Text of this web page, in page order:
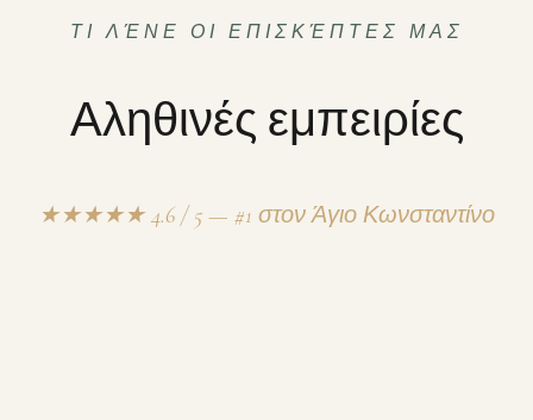
ΤΙ ΛΈΝΕ ΟΙ ΕΠΙΣΚΈΠΤΕΣ ΜΑΣ
Αληθινές εμπειρίες
★★★★★ 4.6 / 5 — #1 στον Άγιο Κωνσταντίνο